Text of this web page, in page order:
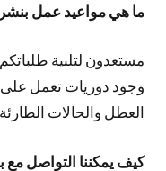
ما هي مواعيد عمل بنشر
مستعدون لتلبية
العطل والحالات
كيف يمكننا التواصل مع